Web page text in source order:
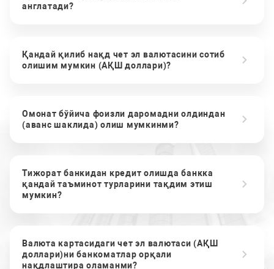
англатади?
Қандай қилиб нақд чет эл валютасини сотиб
олишим мумкин (АҚШ доллари)?
Омонат бўйича фоизли даромадни олдиндан
(аванс шаклида) олиш мумкинми?
Тижорат банкидан кредит олишда банкка
қандай таъминот турларини тақдим этиш
мумкин?
Валюта картасидаги чет эл валютаси (АҚШ
доллари)ни банкоматлар орқали
нақдлаштира оламанми?